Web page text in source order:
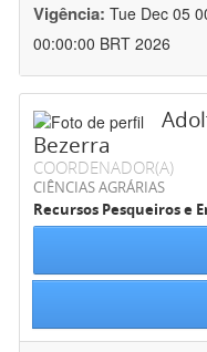
Vigência: Tue Dec 05
00:00:00 BRT 2026
Bezerra
COORDENADOR(A)
CIÊNCIAS AGRÁRIAS
Recursos Pesqueiros e